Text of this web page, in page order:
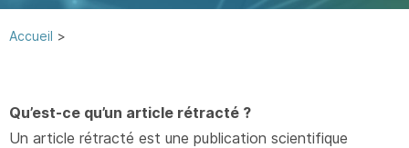
Accueil
Qu’est-ce qu’un article rétracté ?
Un article rétracté est une publication scientifique